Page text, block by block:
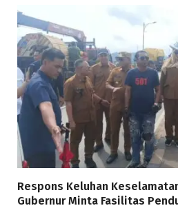
Respons Keluhan
Gubernur Minta Fasilitas